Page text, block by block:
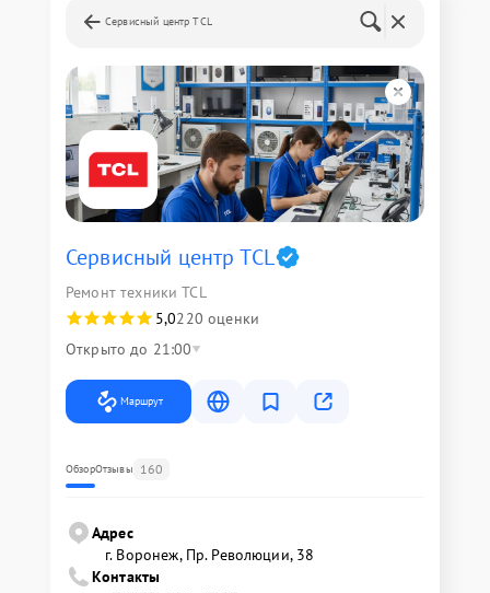
Сервисный центр TCL
Сервисный центр TCL
Ремонт техники TCL
5,0220 оценки
Открыто до 21:00
Маршрут
ОбзорОтзывы 160
Адрес
г. Воронеж, Пр. Революции, 38
Контакты